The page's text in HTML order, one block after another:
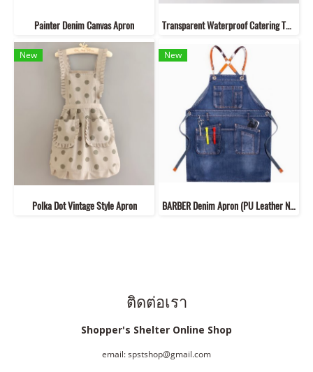
Painter Denim Canvas Apron Transparent Waterproof Catering TPU.Apron
New
Polka Dot Vintage Style Apron
New
BARBER Denim Apron (PU Leather Neck Strap)
ติดต่อเรา
Shopper's Shelter Online Shop
email: spstshop@gmail.com